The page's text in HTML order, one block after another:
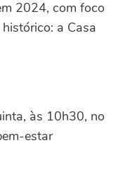
2024, com foco
a Casa
às 10h30, no
estar